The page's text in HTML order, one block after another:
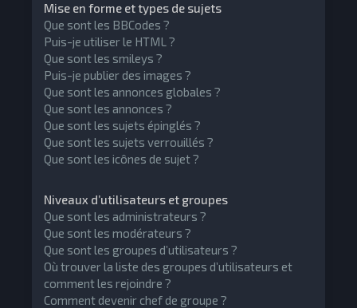
Mise en forme et types de sujets
Que sont les BBCodes ?
Puis-je utiliser le HTML ?
Que sont les smileys ?
Puis-je publier des images ?
Que sont les annonces globales ?
Que sont les annonces ?
Que sont les sujets épinglés ?
Que sont les sujets verrouillés ?
Que sont les icônes de sujet ?
Niveaux d’utilisateurs et groupes
Que sont les administrateurs ?
Que sont les modérateurs ?
Que sont les groupes d’utilisateurs ?
Où trouver la liste des groupes d’utilisateurs et
comment les rejoindre ?
Comment devenir chef de groupe ?